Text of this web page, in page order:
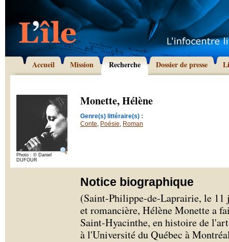
Accueil Mission Recherche Dossier de presse
Photo : © Daniel
DUFOUR
Monette, Hélène
Genre(s) littéraire(s) :
Conte, Poésie, Roman
Notice biographique
(Saint-Philippe-de-Laprairie, le 11
et romancière, Hélène Monette a
Saint-Hyacinthe, en histoire de
à l'Université du Québec à